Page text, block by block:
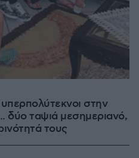
στην
δύο ταψιά μεσημεριανό,
τους